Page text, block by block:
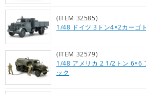
(ITEM 32585)
1/48 ドイツ 3トン4×2カーゴ
(ITEM 32579)
1/48 アメリカ 2 1/2トン 6×6
ック